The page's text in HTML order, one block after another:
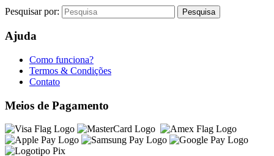
Pesquisar por:
Ajuda
Como funciona?
Termos & Condições
Contato
Meios de Pagamento